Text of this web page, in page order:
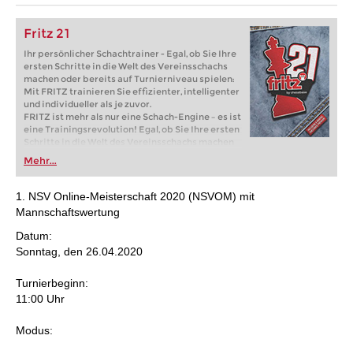
Fritz 21
Ihr persönlicher Schachtrainer - Egal, ob Sie Ihre
ersten Schritte in die Welt des Vereinsschachs
machen oder bereits auf Turnierniveau spielen:
Mit FRITZ trainieren Sie effizienter, intelligenter
und individueller als je zuvor.
FRITZ ist mehr als nur eine Schach-Engine – es ist
eine Trainingsrevolution! Egal, ob Sie Ihre ersten
Schritte in die Welt des Vereinsschachs machen
oder bereits auf Turnierniveau spielen: Mit
FRITZ trainieren Sie effizienter, intelligenter und
individueller als je zuvor.
Mehr...
1. NSV Online-Meisterschaft 2020 (NSVOM) mit
Mannschaftswertung
Datum:
Sonntag, den 26.04.2020
Turnierbeginn:
11:00 Uhr
Modus: